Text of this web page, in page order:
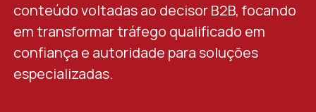
conteúdo voltadas ao decisor B2B, focando
em transformar tráfego qualificado em
confiança e autoridade para soluções
especializadas.